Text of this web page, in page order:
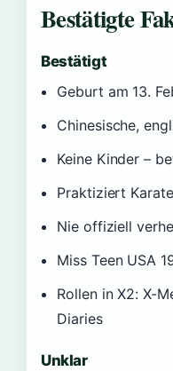
Bestätigte
Bestätigt
Geburt am 13.
Chinesische,
Keine Kinder –
Praktiziert
Nie offiziell
Miss Teen USA
Rollen in X2: X-
Diaries
Unklar